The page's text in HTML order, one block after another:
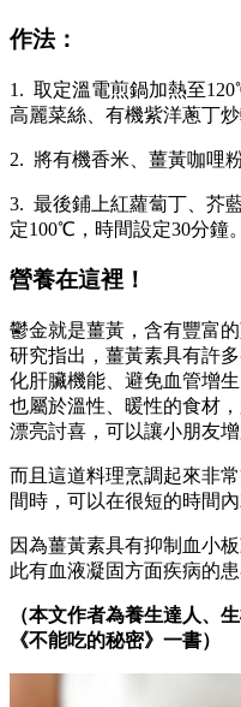
作法：
1. 取定溫電煎鍋加熱至
高麗菜絲、有機紫洋蔥丁炒
2. 將有機香米、薑黃咖哩
3. 最後鋪上紅蘿蔔丁、芥
定100℃，時間設定30分鐘。
營養在這裡！
鬱金就是薑黃，含有豐富
研究指出，薑黃素具有許
化肝臟機能、避免血管增
也屬於溫性、暖性的食材
漂亮討喜，可以讓小朋友增
而且這道料理烹調起來非
間時，可以在很短的時間
因為薑黃素具有抑制血小
此有血液凝固方面疾病的
（本文作者為養生達人、
《不能吃的秘密》一書）